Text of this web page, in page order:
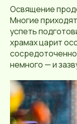
Освящение
Многие
успеть
храмах царит
немного — и